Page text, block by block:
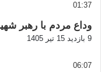
01:37
وداع مردم با رهبر
9 بازدید 15 تیر 1405
06:07